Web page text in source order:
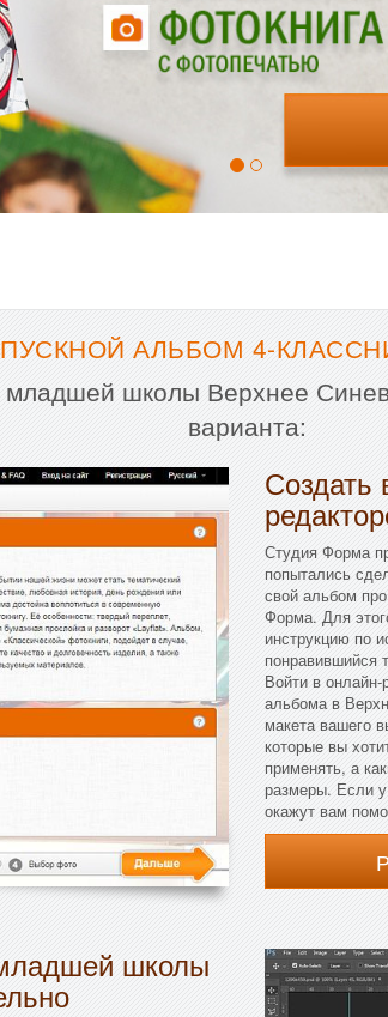
АЛЬБОМ 4-
младшей школы Верхнее
варианта:
Создать
Студия Форма
попытались
свой альбом
Форма. Для
инструкцию по
понравившийся
Войти в онлайн-
альбома в
макета вашего
которые вы
применять, а
размеры. Если у
окажут вам
школы